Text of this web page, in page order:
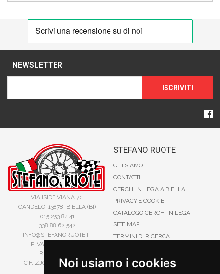
Noi usiamo i cookies
NEWSLETTER
ISCRIVITI
VIA ISIDE VIANA 70
CANDELO, 13878, BIELLA (BI)
015 253 84 41
338 88 62 542
INFO@STEFANORUOTE.IT
P.IVA 02525900029
REA BI193453
C.F. ZJOSFN73H14A859X
STEFANO RUOTE
CHI SIAMO
CONTATTI
CERCHI IN LEGA A BIELLA
PRIVACY E COOKIE
CATALOGO CERCHI IN LEGA
SITE MAP
TERMINI DI RICERCA